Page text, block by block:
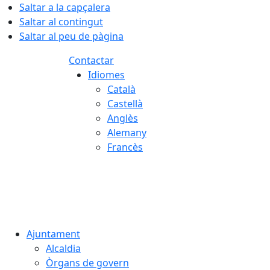
Saltar a la capçalera
Saltar al contingut
Saltar al peu de pàgina
Contactar
Idiomes
Català
Castellà
Anglès
Alemany
Francès
Ajuntament
Alcaldia
Òrgans de govern